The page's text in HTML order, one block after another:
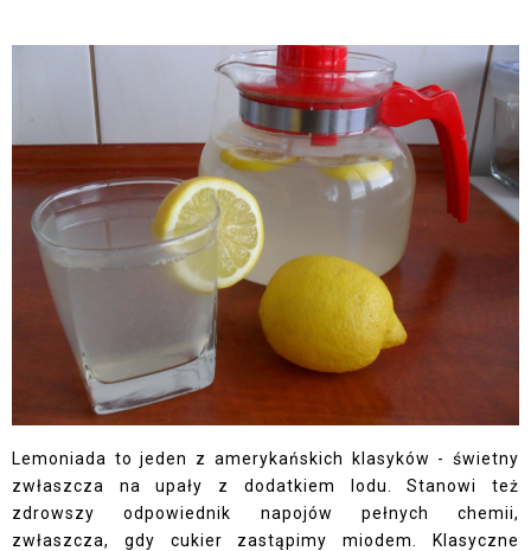
Lemoniada to jeden z amerykańskich klasyków - świetny
zwłaszcza na upały z dodatkiem lodu. Stanowi też
zdrowszy odpowiednik napojów pełnych chemii,
zwłaszcza, gdy cukier zastąpimy miodem. Klasyczne